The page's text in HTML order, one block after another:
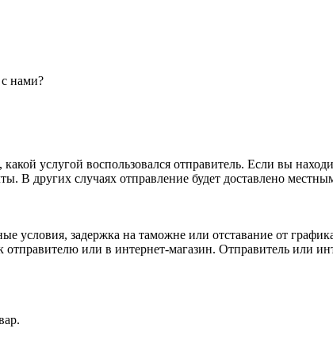
нами?
услугой воспользовался отправитель. Если вы
В других случаях отправление будет доставлено
условия, задержка на таможне или отставание от
или в интернет-магазин. Отправитель или